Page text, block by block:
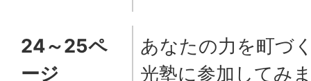
24～25ペ
ージ
あなたの力を町づ
光塾に参加してみ